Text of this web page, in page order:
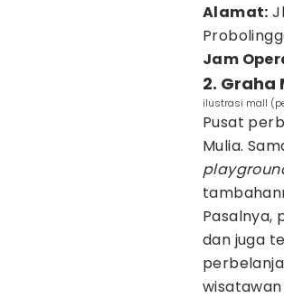
Alamat:
Jam
2. Graha
ilustrasi mall
Pusat
Mulia.
Pasalnya,
dan juga